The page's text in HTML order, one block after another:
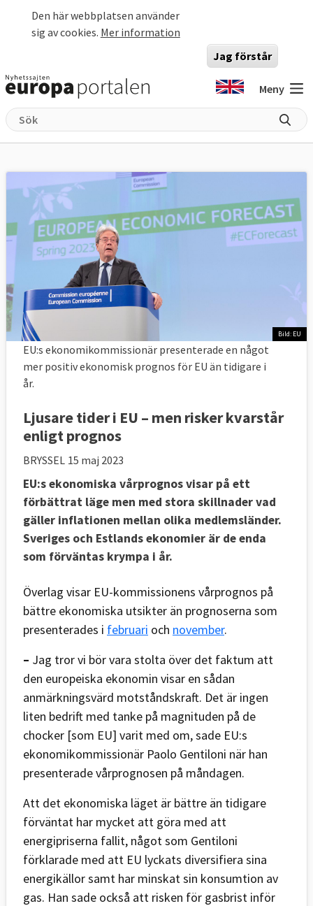
Den här webbplatsen använder
sig av cookies. Mer information
Jag förstår
Meny
Bild: EU
EU:s ekonomikommissionär presenterade en något
mer positiv ekonomisk prognos för EU än tidigare i
år.
Ljusare tider i EU – men risker kvarstår
enligt prognos
BRYSSEL 15 maj 2023
EU:s ekonomiska vårprognos visar på ett
förbättrat läge men med stora skillnader vad
gäller inflationen mellan olika medlemsländer.
Sveriges och Estlands ekonomier är de enda
som förväntas krympa i år.
Överlag visar EU-kommissionens vårprognos på
bättre ekonomiska utsikter än prognoserna som
presenterades i februari och november.
– Jag tror vi bör vara stolta över det faktum att
den europeiska ekonomin visar en sådan
anmärkningsvärd motståndskraft. Det är ingen
liten bedrift med tanke på magnituden på de
chocker [som EU] varit med om, sade EU:s
ekonomikommissionär Paolo Gentiloni när han
presenterade vårprognosen på måndagen.
Att det ekonomiska läget är bättre än tidigare
förväntat har mycket att göra med att
energipriserna fallit, något som Gentiloni
förklarade med att EU lyckats diversifiera sina
energikällor samt har minskat sin konsumtion av
gas. Han sade också att risken för gasbrist inför